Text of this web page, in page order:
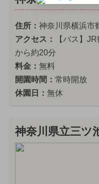
住所： 神奈川県横浜市
アクセス：
【バス】
から約20分
料金： 無料
開園時間： 常時開放
休園日： 無休
神奈川県立三ツ